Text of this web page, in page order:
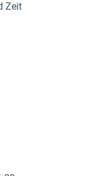
Zeit